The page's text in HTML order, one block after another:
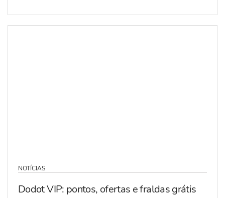
NOTÍCIAS
Dodot VIP: pontos, ofertas e fraldas grátis